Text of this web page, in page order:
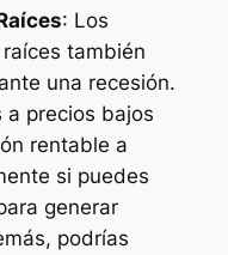
: Los
también
una recesión.
a precios bajos
rentable a
si puedes
generar
podrías